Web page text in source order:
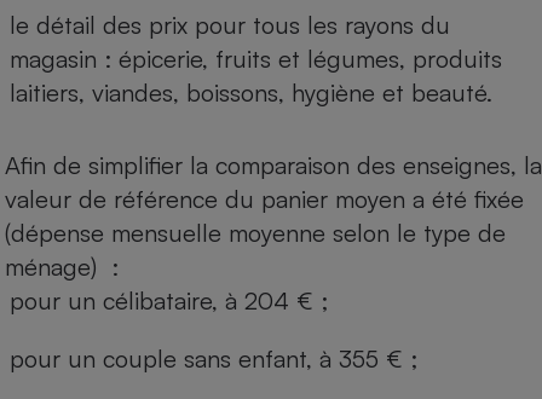
le détail des prix pour tous les rayons du
magasin : épicerie, fruits et légumes, produits
laitiers, viandes, boissons, hygiène et beauté.
Afin de simplifier la comparaison des enseignes, la
valeur de référence du panier moyen a été fixée
(dépense mensuelle moyenne selon le type de
ménage) :
pour un célibataire, à 204 € ;
pour un couple sans enfant, à 355 € ;